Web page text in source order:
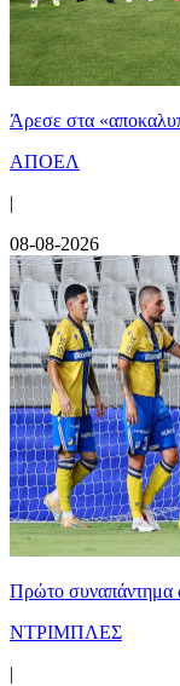
Άρεσε στα
ΑΠΟΕΛ
|
08-08-2026
Πρώτο συναπάντημα
ΝΤΡΙΜΠΛΕΣ
|